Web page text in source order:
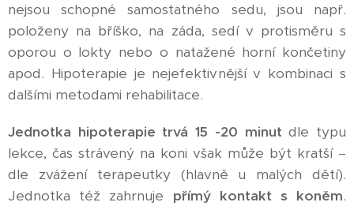
nejsou schopné samostatného sedu, jsou např.
položeny na bříško, na záda, sedí v protisměru s
oporou o lokty nebo o natažené horní končetiny
apod. Hipoterapie je nejefektivnější v kombinaci s
dalšími metodami rehabilitace.
Jednotka hipoterapie trvá 15 -20 minut dle typu
lekce, čas strávený na koni však může být kratší –
dle zvážení terapeutky (hlavně u malých dětí).
Jednotka též zahrnuje přímý kontakt s koněm.